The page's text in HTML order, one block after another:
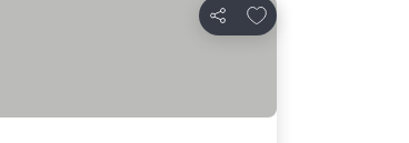
Compartir
Añadir a favoritos